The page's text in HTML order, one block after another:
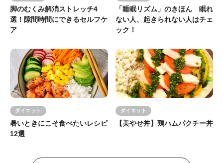
脚のむくみ解消ストレッチ4
選！隙間時間にできるセルフケ
ア
「睡眠リズム」のきほん 眠れ
ない人、起きられない人はチェ
ック！
ダイエット
暑いときにこそ食べたいレシピ
12選
ダイエット
【美やせ丼】鶏ハムパクチー丼